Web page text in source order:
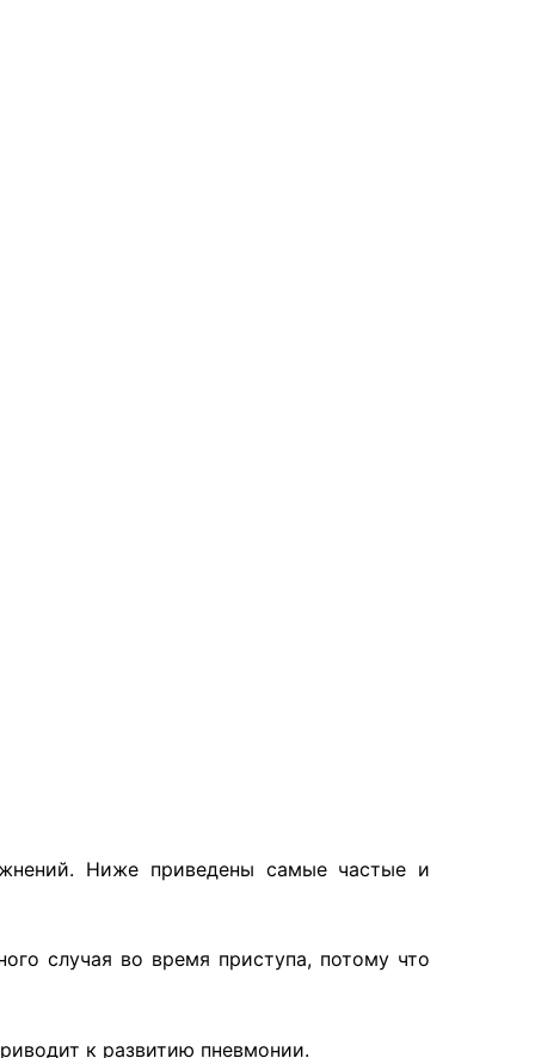
Ниже приведены самые частые и
случая во время приступа, потому что
к развитию пневмонии.